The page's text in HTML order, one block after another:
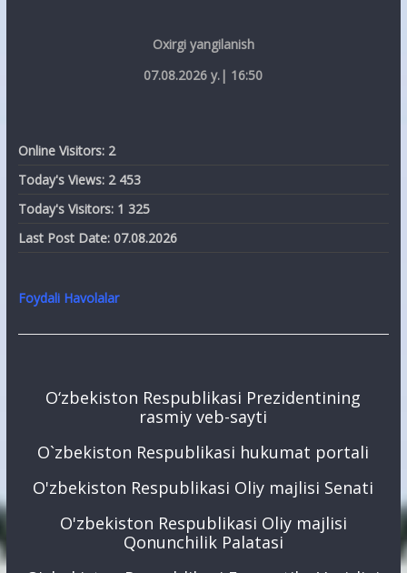
Oxirgi yangilanish
07.08.2026 y.| 16:50
Online Visitors: 2
Today's Views: 2 453
Today's Visitors: 1 325
Last Post Date: 07.08.2026
Foydali Havolalar
O‘zbekiston Respublikasi Prezidentining
rasmiy veb-sayti
O`zbekiston Respublikasi hukumat portali
O'zbekiston Respublikasi Oliy majlisi Senati
O'zbekiston Respublikasi Oliy majlisi
Qonunchilik Palatasi